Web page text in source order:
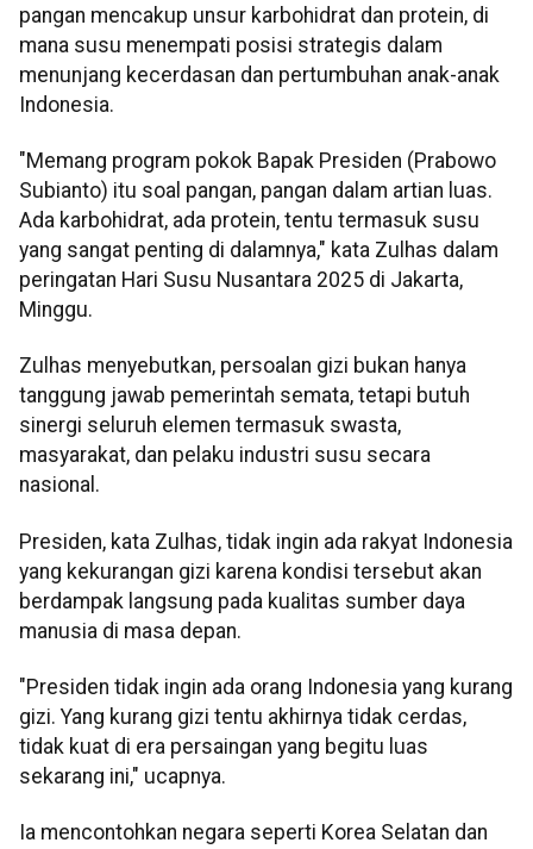
pangan mencakup unsur karbohidrat dan protein, di
mana susu menempati posisi strategis dalam
menunjang kecerdasan dan pertumbuhan anak-anak
Indonesia.
"Memang program pokok Bapak Presiden (Prabowo
Subianto) itu soal pangan, pangan dalam artian luas.
Ada karbohidrat, ada protein, tentu termasuk susu
yang sangat penting di dalamnya," kata Zulhas dalam
peringatan Hari Susu Nusantara 2025 di Jakarta,
Minggu.
Zulhas menyebutkan, persoalan gizi bukan hanya
tanggung jawab pemerintah semata, tetapi butuh
sinergi seluruh elemen termasuk swasta,
masyarakat, dan pelaku industri susu secara
nasional.
Presiden, kata Zulhas, tidak ingin ada rakyat Indonesia
yang kekurangan gizi karena kondisi tersebut akan
berdampak langsung pada kualitas sumber daya
manusia di masa depan.
"Presiden tidak ingin ada orang Indonesia yang kurang
gizi. Yang kurang gizi tentu akhirnya tidak cerdas,
tidak kuat di era persaingan yang begitu luas
sekarang ini," ucapnya.
Ia mencontohkan negara seperti Korea Selatan dan